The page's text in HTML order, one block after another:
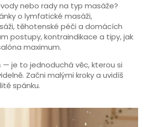
nebo rady na typ masáže?
o lymfatické masáži,
těhotenské péči a domácích
postupy, kontraindikace a tipy, jak
maximum.
— je to jednoduchá věc, kterou si
Začni malými kroky a uvidíš
spánku.